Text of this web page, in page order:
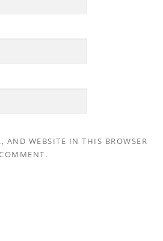
AND WEBSITE IN THIS BROWSER